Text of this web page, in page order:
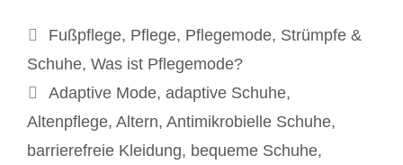
Kategorien
Fußpflege, Pflege, Pflegemode, Strümpfe &
Schuhe, Was ist Pflegemode?
Schlagwörter
Adaptive Mode, adaptive Schuhe,
Altenpflege, Altern, Antimikrobielle Schuhe,
barrierefreie Kleidung, bequeme Schuhe,